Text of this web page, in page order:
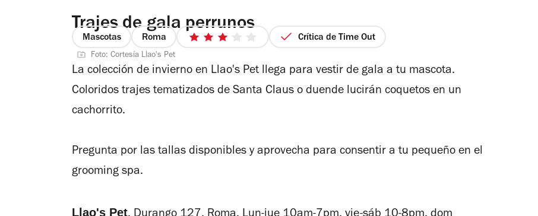
Trajes de gala perrunos
Mascotas Roma
3
5
estrellas
Crítica de Time Out
Foto: Cortesía Llao's Pet
La colección de invierno en Llao's Pet llega para vestir de gala a tu mascota.
Coloridos trajes tematizados de Santa Claus o duende lucirán coquetos en un
cachorrito.
Pregunta por las tallas disponibles y aprovecha para consentir a tu pequeño en el
grooming spa.
Llao's Pet